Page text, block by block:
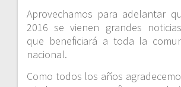
Aprovechamos para adelantar
2016 se vienen grandes
que beneficiará a toda la
nacional.
Como todos los años